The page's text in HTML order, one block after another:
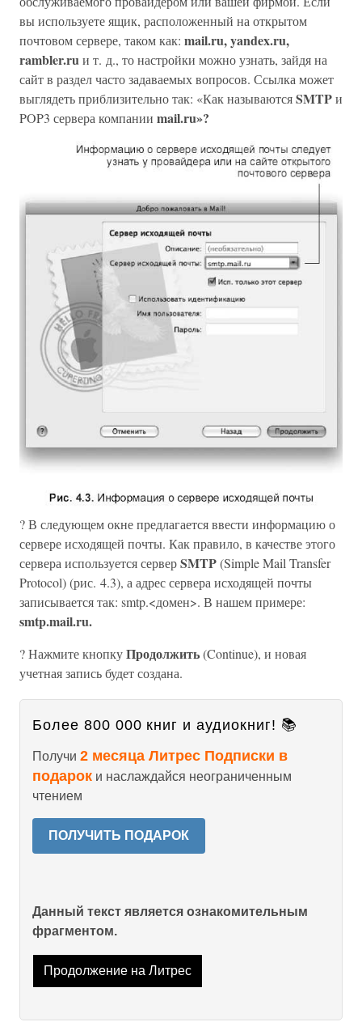
вы используете ящик, расположенный на открытом
почтовом сервере, таком как: mail.ru, yandex.ru,
rambler.ruи т. д., то настройки можно узнать, зайдя на
сайт в раздел часто задаваемых вопросов. Ссылка может
выглядеть приблизительно так: «Как называютсяSMTPи
POP3 сервера компании mail.ru»?
? В следующем окне предлагается ввести информацию о
сервере исходящей почты. Как правило, в качестве этого
сервера используется серверSMTP(Simple Mail Transfer
Protocol) (рис. 4.3), а адрес сервера исходящей почты
записывается так: smtp.<домен>. В нашем примере:
smtp.mail.ru.
? Нажмите кнопкуПродолжить(Continue), и новая
учетная запись будет создана.
Более 800 000 книг и аудиокниг! 📚
Получи 2 месяца Литрес Подписки в
подарок и наслаждайся неограниченным
чтением
ПОЛУЧИТЬ ПОДАРОК
Данный текст является ознакомительным
фрагментом.
Продолжение на Литрес